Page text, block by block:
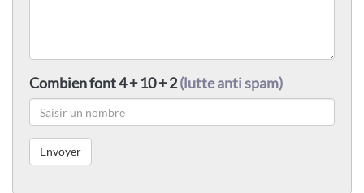
Combien font 4 + 10 + 2(lutte anti spam)